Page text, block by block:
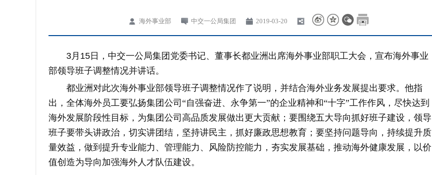
海外事业部 中交一公局集团 2019-03-20
3月 15 日，中交一公局集团党委书记、董事长都业洲出席海外事业部职工大会，宣布海外事业
部领导班子调整情况并讲话。
都业洲对此次海外事业部领导班子调整情况作了说明，并结合海外业务发展提出要求。他指
出，全体海外员工要弘扬集团公司“自强奋进、永争第一”的企业精神和“十字”工作作风，尽快达到
海外发展阶段性目标，为集团公司高品质发展做出更大贡献；要围绕五大导向抓好班子建设，领导
班子要带头讲政治，切实讲团结，坚持讲民主，抓好廉政思想教育；要坚持问题导向，持续提升质
量效益，做到提升专业能力、管理能力、风险防控能力，夯实发展基础，推动海外健康发展，以价
值创造为导向加强海外人才队伍建设。